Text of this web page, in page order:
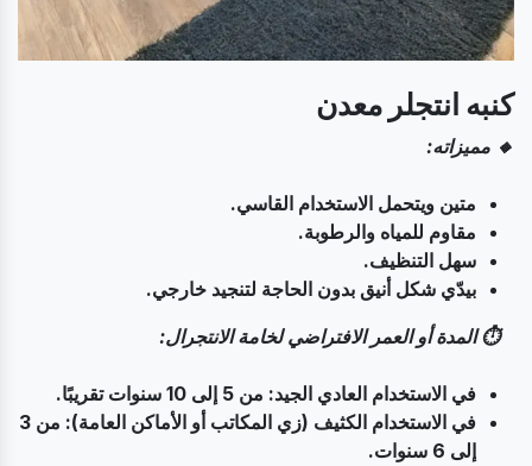
كنبه انتجلر معدن
🔸 مميزاته:
متين ويتحمل الاستخدام القاسي.
مقاوم للمياه والرطوبة.
سهل التنظيف.
بيدّي شكل أنيق بدون الحاجة لتنجيد خارجي.
⏱ المدة أو العمر الافتراضي لخامة الانتجرال:
في الاستخدام العادي الجيد: من 5 إلى 10 سنوات تقريبًا.
في الاستخدام الكثيف (زي المكاتب أو الأماكن العامة): من 3
إلى 6 سنوات.